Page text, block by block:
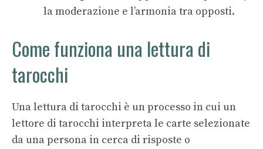
la moderazione e l’armonia tra opposti.
Come funziona una lettura di
tarocchi
Una lettura di tarocchi è un processo in cui un
lettore di tarocchi interpreta le carte selezionate
da una persona in cerca di risposte o